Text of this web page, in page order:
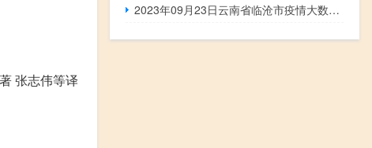
张志伟等译
2023年09月23日云南省临沧市疫情大数据-今日/今天疫情全网搜索最新实时消息动态情况通知播报